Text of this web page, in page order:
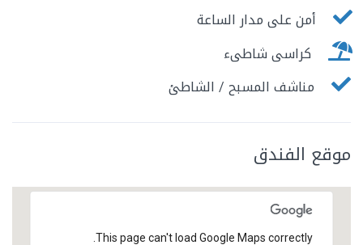
أمن على مدار الساعة
كراسى شاطىء
مناشف المسبح / الشاطئ
موقع الفندق
This page can't load Google Maps correctly.